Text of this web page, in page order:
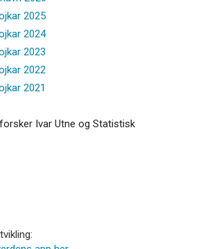
2025
2024
2023
2022
2021
Ivar Utne og Statistisk